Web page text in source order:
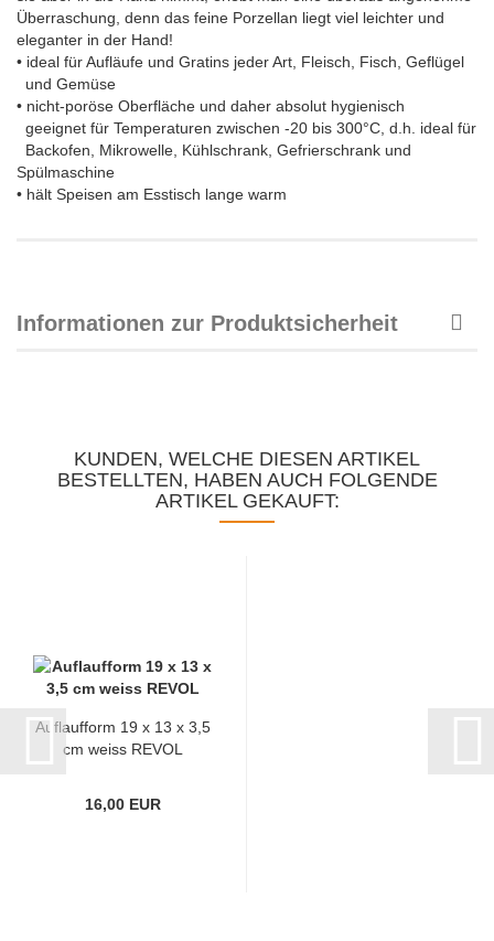
Überraschung, denn das feine Porzellan liegt viel leichter und
eleganter in der Hand!
• ideal für Aufläufe und Gratins jeder Art, Fleisch, Fisch, Geflügel
und Gemüse
• nicht-poröse Oberfläche und daher absolut hygienisch
geeignet für Temperaturen zwischen -20 bis 300°C, d.h. ideal für
Backofen, Mikrowelle, Kühlschrank, Gefrierschrank und
Spülmaschine
• hält Speisen am Esstisch lange warm
Informationen zur Produktsicherheit
KUNDEN, WELCHE DIESEN ARTIKEL
BESTELLTEN, HABEN AUCH FOLGENDE
ARTIKEL GEKAUFT:
Auflaufform 19 x 13 x 3,5
cm weiss REVOL
16,00 EUR